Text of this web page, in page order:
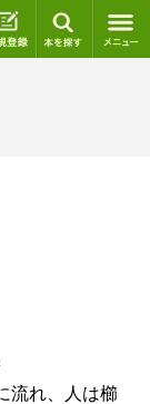
イン 新規登録
流れ、人は櫛